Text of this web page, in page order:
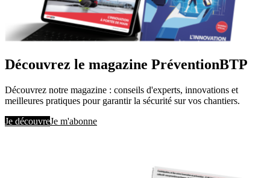
Découvrez le magazine PréventionBTP
Découvrez notre magazine : conseils d'experts, innovations et
meilleures pratiques pour garantir la sécurité sur vos chantiers.
Je découvreJe m'abonne